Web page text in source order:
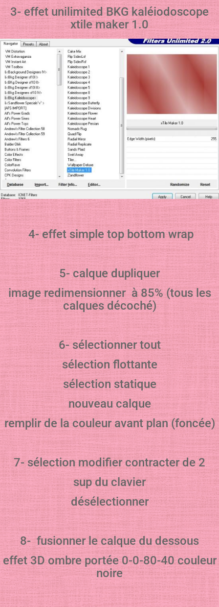
3- effet unilimited BKG kaléiodoscope
xtile maker 1.0
4- effet simple top bottom wrap
5- calque dupliquer
image redimensionner à 85% (tous les
calques décoché)
6- sélectionner tout
sélection flottante
sélection statique
nouveau calque
remplir de la couleur avant plan (foncée)
7- sélection modifier contracter de 2
sup du clavier
désélectionner
8- fusionner le calque du dessous
effet 3D ombre portée 0-0-80-40 couleur
noire